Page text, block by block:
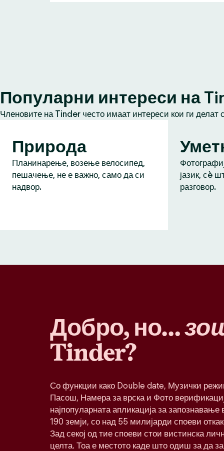
Популарни интереси на
Членовите на Tinder често имаат интереси кои ги делат
Природа
Планинарење, возење велосипед,
пешачење, не е важно, само да си
надвор.
јазик, сè
разговор.
Добро, но…
Tinder?
Со функции како Double date, Музички
Пасош, Намера за врска и Фото
најпопуларната апликација за запознавање
190 земји, со над 55 милијарди споеви
Зад секој од тие споеви стои вистинска
целта. Тоа е местото каде што одиш за да